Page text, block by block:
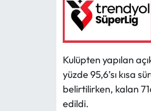
Kulüpten yapılan
yüzde 95,6’sı kısa
belirtilirken, kalan
edildi.
Mecitözü Haberleri
Ortaköy Haberleri